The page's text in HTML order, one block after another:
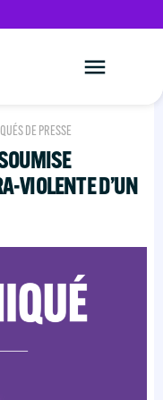
DE PRESSE
VIOLENTE D’UN